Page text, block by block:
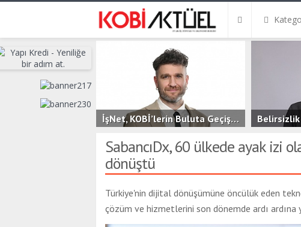
İşNet, KOBİ’lerin Buluta Geçişini Kolaylaştıran Yeni Hizmeti bluutyKonfor’u Duyurdu
SabancıDx, 60 ülkede ayak izi
dönüştü
Türkiye'nin dijital dönüşümüne öncülük eden
çözüm ve hizmetlerini son dönemde ardı ardına